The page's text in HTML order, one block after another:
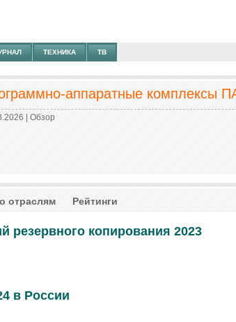
ТЕХНИКА ТВ
аппаратные комплексы
| Обзор
отраслям Рейтинги
резервного копирования 2023
в России